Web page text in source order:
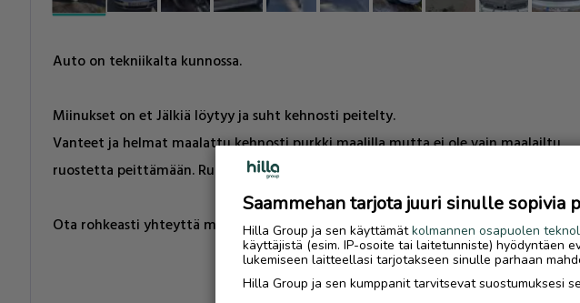
Auto on tekniikalta kunnossa.
Miinukset on et Jälkiä löytyy ja suht kehnosti peitelty.
Vanteet ja helmat maalattu kehnosti purkki maalilla mutta ei ole vain maalailtu
ruostetta peittämään. Ruostetta ei löydy.
Ota rohkeasti yhteyttä milloin vain asiaa.
Saammehan tarjota juuri sinulle sopivia
Hilla Group ja sen käyttämätkolmannen osapuolen
käyttäjistä (esim. IP-osoite tai laitetunniste) hyödyntäen
lukemiseen laitteellasi tarjotakseen sinulle parhaan
Hilla Group ja sen kumppanit tarvitsevat suostumuksesi